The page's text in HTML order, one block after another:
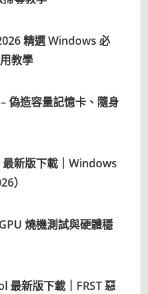
精選 Windows 必
教學
偽造容量記憶卡、隨身
新版下載｜Windows
）
燒機測試與硬體穩
最新版下載｜FRST 惡